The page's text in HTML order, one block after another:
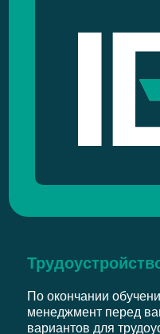
По окончании
менеджмент перед
вариантов для